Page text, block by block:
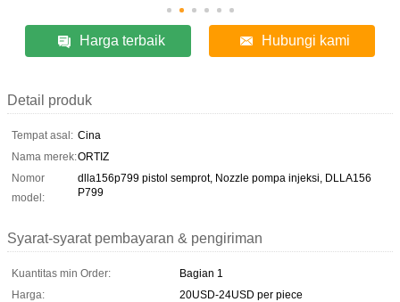
Harga terbaik Hubungi kami
Detail produk
Tempat asal: Cina
Nama merek:ORTIZ
Nomor
model:
dlla156p799 pistol semprot, Nozzle pompa injeksi, DLLA156
P799
Syarat-syarat pembayaran & pengiriman
Kuantitas min Order:
Bagian 1
Harga:
20USD-24USD per piece